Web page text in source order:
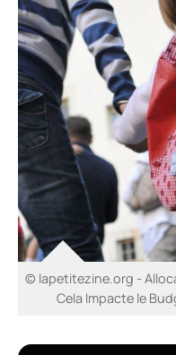
© lapetitezine.org -
Cela Impacte le